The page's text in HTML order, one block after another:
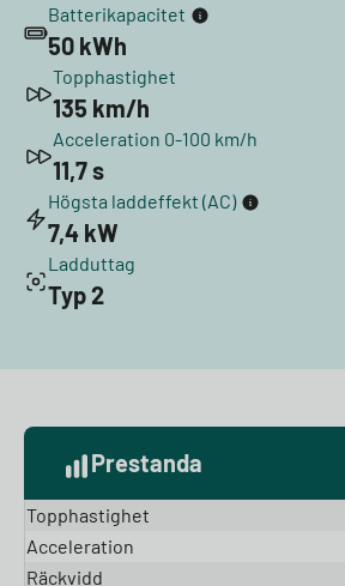
Batterikapacitet
50 kWh
Topphastighet
135 km/h
Acceleration 0-100 km/h
11,7 s
Högsta laddeffekt (AC)
7,4 kW
Ladduttag
Typ 2
Prestanda
Topphastighet
Acceleration
Räckvidd